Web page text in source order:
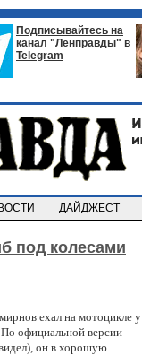
Подписывайтесь на
канал "Ленправды" в
Telegram
ДАЙДЖЕСТ
под колесами
ехал на мотоцикле у
официальной версии
он в хорошую